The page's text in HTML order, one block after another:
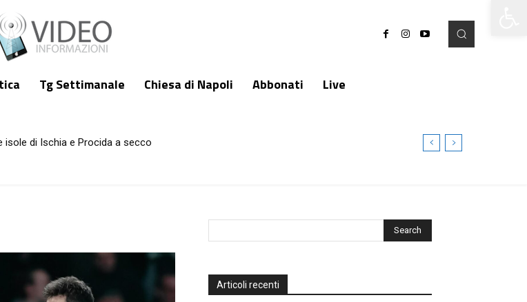
Tg Settimanale Chiesa di Napoli Abbonati
Live
isole di Ischia e Procida a secco
politico
Articoli recenti